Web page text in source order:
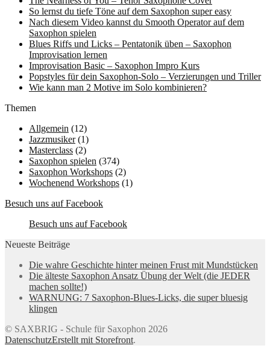
So lernst du tiefe Töne auf dem Saxophon super easy
Nach diesem Video kannst du Smooth Operator auf dem
Saxophon spielen
Blues Riffs und Licks – Pentatonik üben – Saxophon
Improvisation lernen
Improvisation Basic – Saxophon Impro Kurs
Popstyles für dein Saxophon-Solo – Verzierungen und Triller
Wie kann man 2 Motive im Solo kombinieren?
Themen
Allgemein (12)
Jazzmusiker(1)
Masterclass (2)
Saxophon spielen (374)
Saxophon Workshops (2)
Wochenend Workshops (1)
Besuch uns auf Facebook
Besuch uns auf Facebook
Neueste Beiträge
Die wahre Geschichte hinter meinen Frust mit Mundstücken
Die älteste Saxophon Ansatz Übung der Welt (die JEDER
machen sollte!)
WARNUNG: 7 Saxophon-Blues-Licks, die super bluesig
klingen
© SAXBRIG - Schule für Saxophon 2026
DatenschutzErstellt mit Storefront.